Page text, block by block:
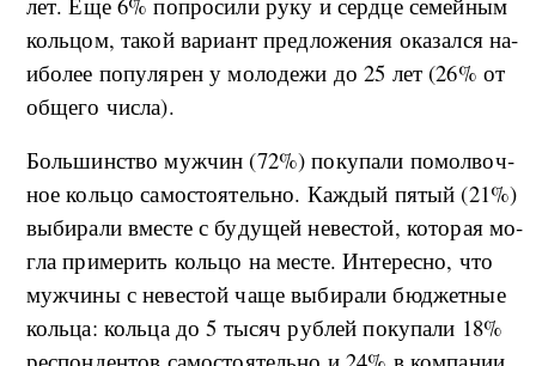
коль­цом, та­кой ва­ри­ант пред­ло­же­ния ока­за­л­ся на­
и­бо­лее по­пу­ля­рен у мо­ло­де­жи до 25 лет (26% от
об­ще­го числа).
Боль­шин­ство му­ж­чин (72%) по­ку­па­ли по­мол­воч­
ное коль­цо са­мо­сто­я­тель­но. Ка­ж­дый пя­тый (21%)
вы­би­ра­ли вме­сте с бу­ду­щей не­ве­стой, ко­то­рая мо­
г­ла при­ме­рить коль­цо на ме­сте. Ин­те­рес­но, что
му­ж­чи­ны с не­ве­стой ча­ще вы­би­ра­ли бюд­жет­ные
коль­ца: коль­ца до 5 ты­сяч руб­лей по­ку­па­ли 18%